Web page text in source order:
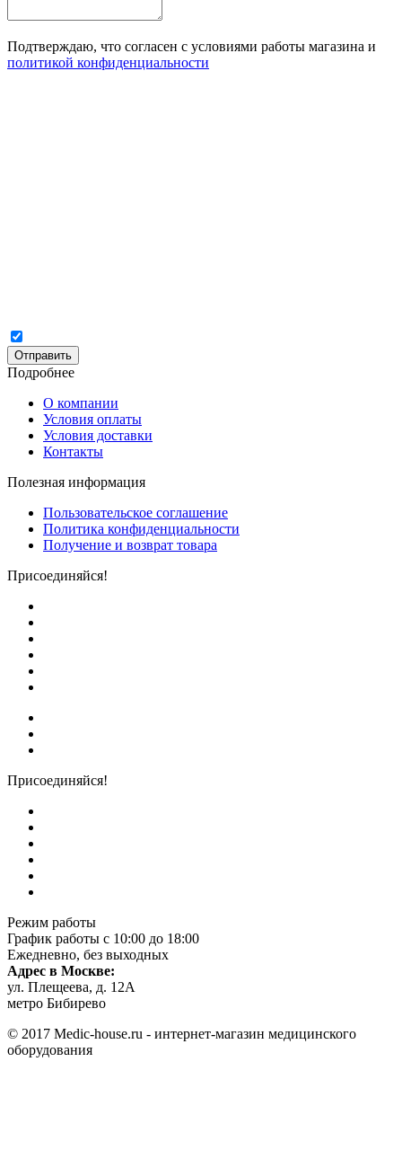
Подтверждаю, что согласен с условиями работы магазина и
политикой конфиденциальности
Отправить
Подробнее
О компании
Условия оплаты
Условия доставки
Контакты
Полезная информация
Пользовательское соглашение
Политика конфиденциальности
Получение и возврат товара
Присоединяйся!
Присоединяйся!
Режим работы
График работы с 10:00 до 18:00
Ежедневно, без выходных
Адрес в Москве:
ул. Плещеева, д. 12А
метро Бибирево
© 2017 Medic-house.ru - интернет-магазин медицинского
оборудования